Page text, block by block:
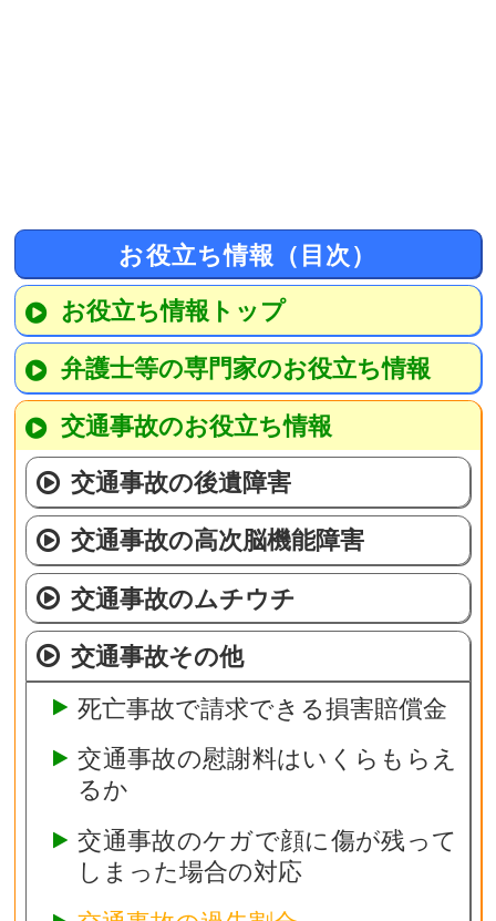
お役立ち情報（目次）
お役立ち情報トップ
弁護士等の専門家のお役立ち情報
交通事故のお役立ち情報
交通事故の後遺障害
交通事故の高次脳機能障害
交通事故のムチウチ
交通事故その他
死亡事故で請求できる損害賠償金
交通事故の慰謝料はいくらもらえ
るか
交通事故のケガで顔に傷が残って
しまった場合の対応